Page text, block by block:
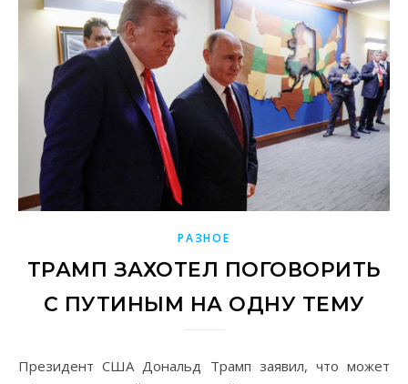
РАЗНОЕ
ТРАМП ЗАХОТЕЛ ПОГОВОРИТЬ
С ПУТИНЫМ НА ОДНУ ТЕМУ
Президент США Дональд Трамп заявил, что может